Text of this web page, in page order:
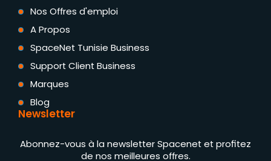
Nos Offres d'emploi
A Propos
SpaceNet Tunisie Business
Support Client Business
Marques
Blog
Newsletter
Abonnez-vous à la newsletter Spacenet et profitez
de nos meilleures offres.